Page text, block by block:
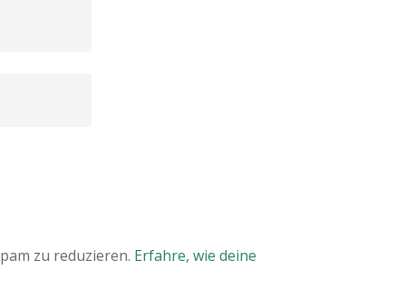
zu reduzieren. Erfahre, wie deine